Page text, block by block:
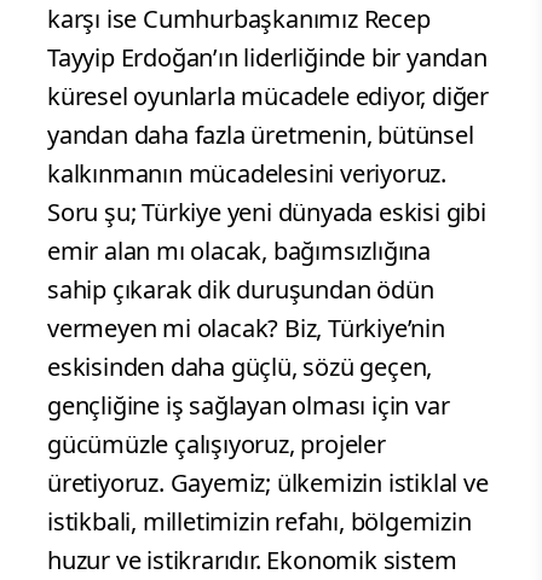
karşı ise Cumhurbaşkanımız Recep
Tayyip Erdoğan’ın liderliğinde bir yandan
küresel oyunlarla mücadele ediyor, diğer
yandan daha fazla üretmenin, bütünsel
kalkınmanın mücadelesini veriyoruz.
Soru şu; Türkiye yeni dünyada eskisi gibi
emir alan mı olacak, bağımsızlığına
sahip çıkarak dik duruşundan ödün
vermeyen mi olacak? Biz, Türkiye’nin
eskisinden daha güçlü, sözü geçen,
gençliğine iş sağlayan olması için var
gücümüzle çalışıyoruz, projeler
üretiyoruz. Gayemiz; ülkemizin istiklal ve
istikbali, milletimizin refahı, bölgemizin
huzur ve istikrarıdır. Ekonomik sistem